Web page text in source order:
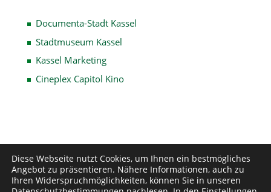
Documenta-Stadt Kassel
Stadtmuseum Kassel
Kassel Marketing
Cineplex Capitol Kino
Impressum Datenschutz
Disclaimer
Kontakt
Diese Webseite nutzt Cookies, um Ihnen ein bestmögliches
Angebot zu präsentieren. Nähere Informationen, auch zu
Ihren Widerspruchmöglichkeiten, können Sie in unseren